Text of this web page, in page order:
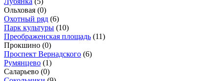
Ольховая (0)
Охотный ряд (6)
Парк культуры (10)
Преображенская площадь (11)
Прокшино (0)
Проспект Вернадского (6)
Румянцево (1)
Саларьево (0)